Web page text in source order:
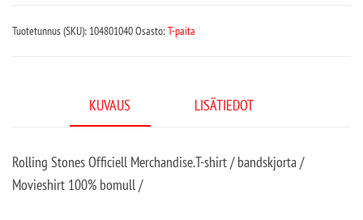
Tuotetunnus (SKU): 104801040Osasto:T-paita
KUVAUS LISÄTIEDOT
Rolling Stones Officiell Merchandise.T-shirt / bandskjorta /
Movieshirt 100% bomull /